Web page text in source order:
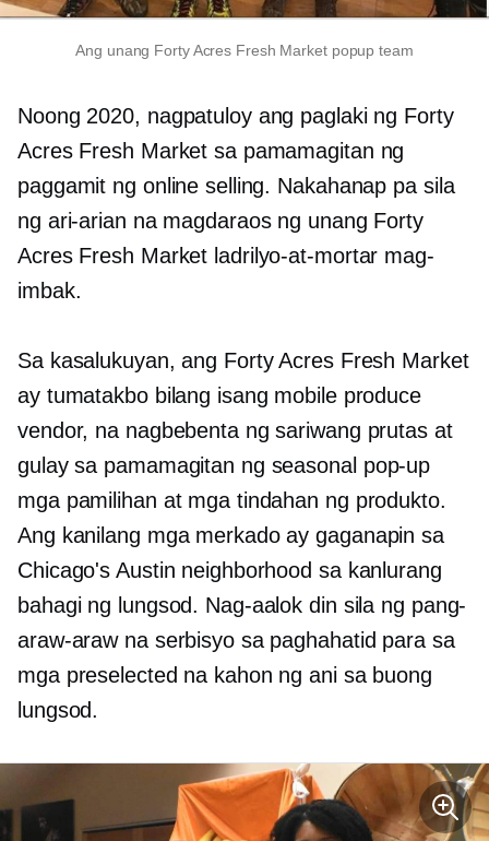
Ang unang Forty Acres Fresh Market popup team
Noong 2020, nagpatuloy ang paglaki ng Forty
Acres Fresh Market sa pamamagitan ng
paggamit ng online selling. Nakahanap pa sila
ng ari-arian na magdaraos ng unang Forty
Acres Fresh Market ladrilyo-at-mortar mag-
imbak.
Sa kasalukuyan, ang Forty Acres Fresh Market
ay tumatakbo bilang isang mobile produce
vendor, na nagbebenta ng sariwang prutas at
gulay sa pamamagitan ng seasonal pop-up
mga pamilihan at mga tindahan ng produkto.
Ang kanilang mga merkado ay gaganapin sa
Chicago's Austin neighborhood sa kanlurang
bahagi ng lungsod. Nag-aalok din sila ng pang-
araw-araw na serbisyo sa paghahatid para sa
mga preselected na kahon ng ani sa buong
lungsod.